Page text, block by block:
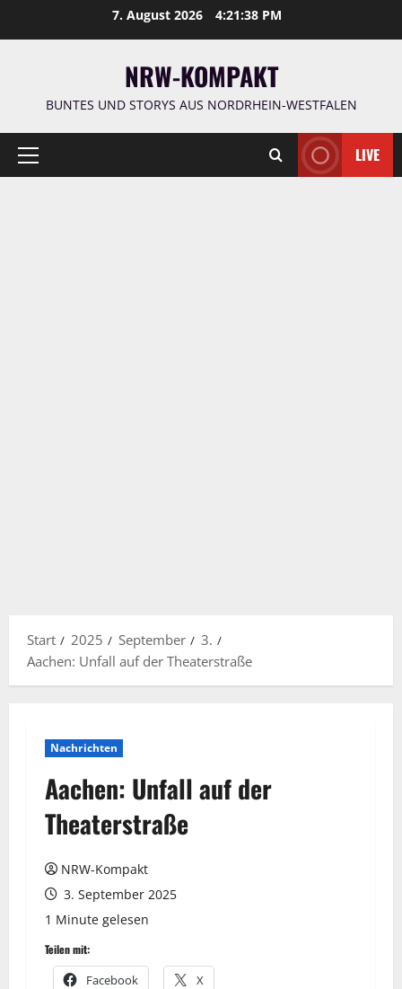
7. August 2026 4:21:39 PM
NRW-KOMPAKT
BUNTES UND STORYS AUS NORDRHEIN-WESTFALEN
Primäres
LIVE
Start 2025 September
3.
Aachen: Unfall auf der Theaterstraße
Nachrichten
Aachen: Unfall auf der
Theaterstraße
NRW-Kompakt
3. September 2025
1 Minute gelesen
Teilen mit:
Facebook X